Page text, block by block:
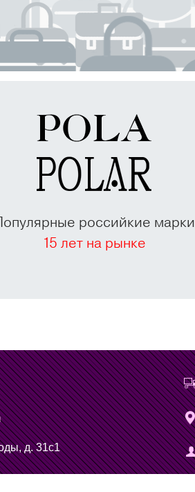
российкие марки
15 лет на рынке
д. 31с1